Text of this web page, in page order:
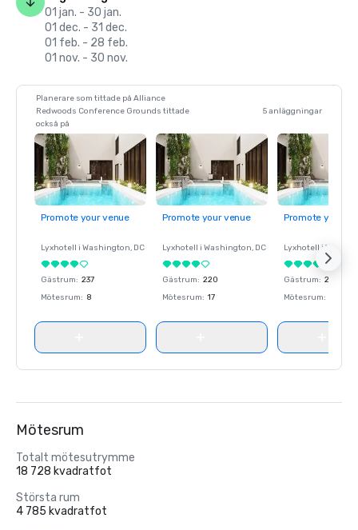
01 jan. - 30 jan.
01 dec. - 31 dec.
01 feb. - 28 feb.
01 nov. - 30 nov.
Planerare som tittade på Alliance
Redwoods Conference Grounds tittade
också på
5 anläggningar
Promote your venue
Lyxhotell i Washington, DC
Gästrum: 237
Mötesrum: 8
Promote your venue
Lyxhotell i Washington, DC
Gästrum: 220
Mötesrum: 17
Promote your
Lyxhotell i
Gästrum: 237
Mötesrum:
Mötesrum
Totalt mötesutrymme
18 728 kvadratfot
Största rum
4 785 kvadratfot